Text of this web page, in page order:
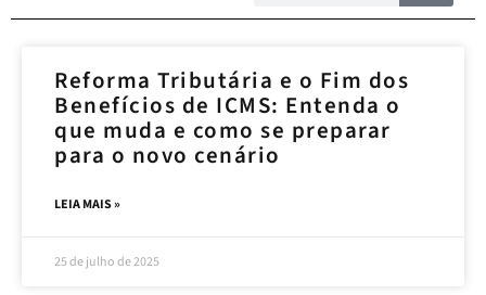
Reforma Tributária e o Fim dos
Benefícios de ICMS: Entenda o
que muda e como se preparar
para o novo cenário
LEIA MAIS »
25 de julho de 2025